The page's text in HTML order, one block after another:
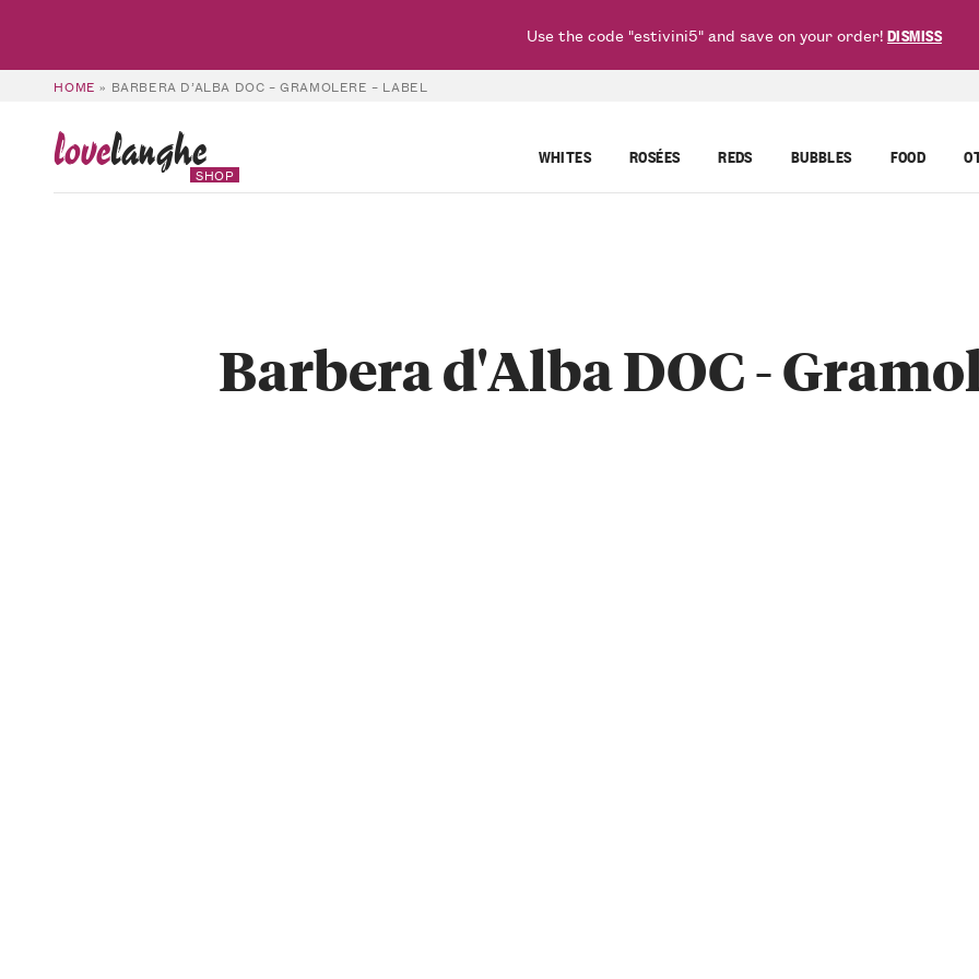
HOME » BARBERA D’ALBA DOC – GRAMOLERE – LABEL
lovelanghe
SHOP
WHITES ROSÉES REDS BUBBLES FOOD
Barbera d'Alba DOC -
Use the code "estivini5" and save on your order!DISMISS